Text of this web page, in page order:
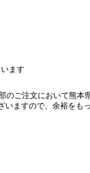
ます
のご注文において熊本
ますので、余裕をも